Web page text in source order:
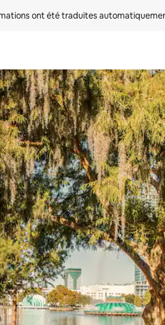
ont été traduites
et vers le bas pour les parcourir ou